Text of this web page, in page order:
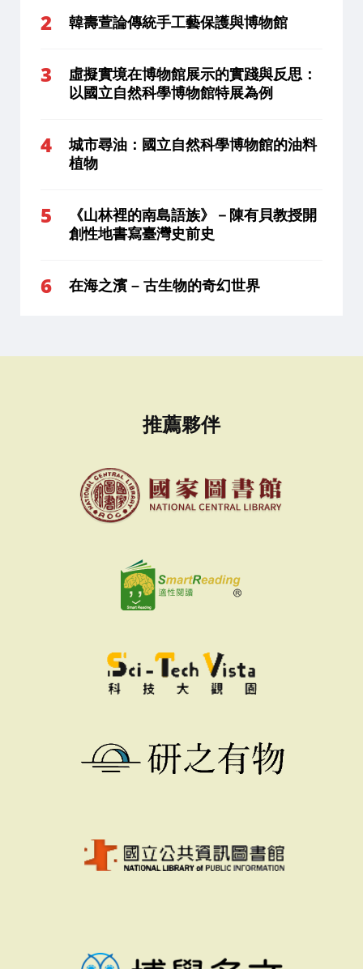
韓壽萱論傳統手工藝保護與博物館
虛擬實境在博物館展示的實踐與反思：
以國立自然科學博物館特展為例
城市尋油：國立自然科學博物館的油料
植物
《山林裡的南島語族》－陳有貝教授開
創性地書寫臺灣史前史
在海之濱 – 古生物的奇幻世界
推薦夥伴